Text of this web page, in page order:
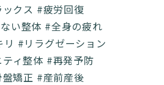
クス #疲労回復
い整体 #全身の疲れ
#リラグゼーション
ィ整体 #再発予防
矯正 #産前産後